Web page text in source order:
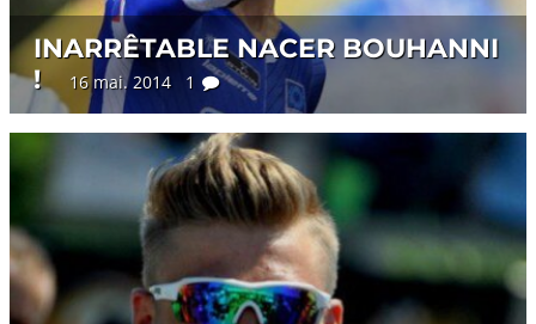
INARRÊTABLE NACER BOUHANNI
!
16 mai. 2014 1